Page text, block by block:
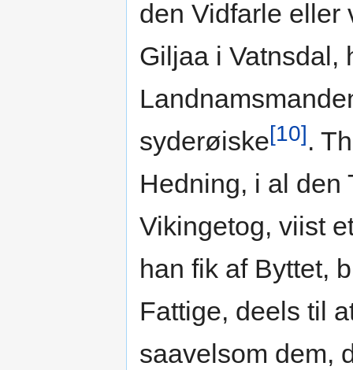
den Vidfarle eller
Giljaa i Vatnsdal,
syderøiske[10].
Hedning, i al den
Vikingetog, viist
han fik af Byttet,
Fattige, deels til
saavelsom dem,